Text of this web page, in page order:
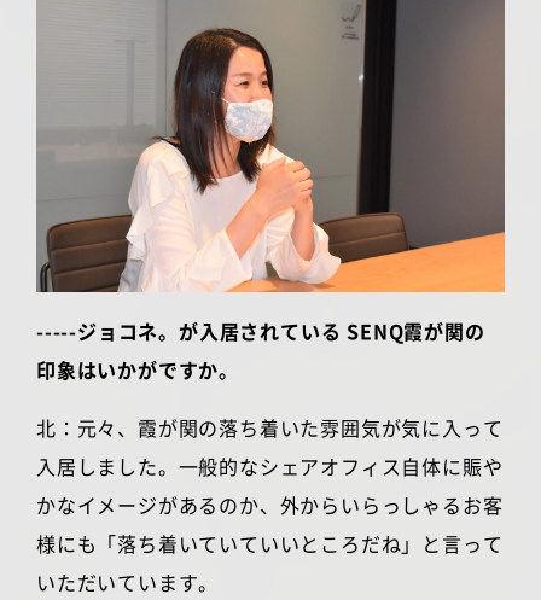
-----ジョコネ。が入居されている SENQ霞が関の
印象はいかがですか。
北：元々、霞が関の落ち着いた雰囲気が気に入って
入居しました。一般的なシェアオフィス自体に賑や
かなイメージがあるのか、外からいらっしゃるお客
様にも「落ち着いていていいところだね」と言って
いただいています。